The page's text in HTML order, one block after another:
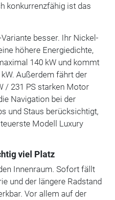
konkurrenzfähig ist das
besser. Ihr Nickel-
höhere Energiedichte,
140 kW und kommt
Außerdem fährt der
/ 231 PS starken Motor
Navigation bei der
und Staus berücksichtigt,
Modell Luxury
viel Platz
Innenraum. Sofort fällt
und der längere Radstand
Vor allem auf der